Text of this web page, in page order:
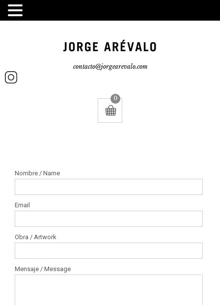
contacto@jorgearevalo.com
0
Nombre / Name
Email
Obra / Artwork
Mensaje / Message